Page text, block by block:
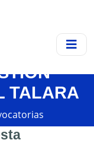
TALARA